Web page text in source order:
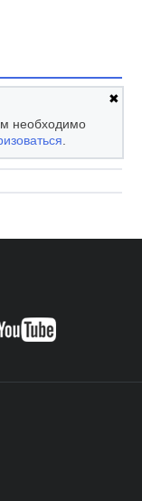
✖
необходимо